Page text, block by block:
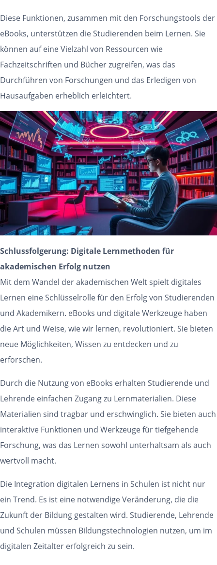
Diese Funktionen, zusammen mit den Forschungstools der
eBooks, unterstützen die Studierenden beim Lernen. Sie
können auf eine Vielzahl von Ressourcen wie
Fachzeitschriften und Bücher zugreifen, was das
Durchführen von Forschungen und das Erledigen von
Hausaufgaben erheblich erleichtert.
Schlussfolgerung: Digitale Lernmethoden für
akademischen Erfolg nutzen
Mit dem Wandel der akademischen Welt spielt digitales
Lernen eine Schlüsselrolle für den Erfolg von Studierenden
und Akademikern. eBooks und digitale Werkzeuge haben
die Art und Weise, wie wir lernen, revolutioniert. Sie bieten
neue Möglichkeiten, Wissen zu entdecken und zu
erforschen.
Durch die Nutzung von eBooks erhalten Studierende und
Lehrende einfachen Zugang zu Lernmaterialien. Diese
Materialien sind tragbar und erschwinglich. Sie bieten auch
interaktive Funktionen und Werkzeuge für tiefgehende
Forschung, was das Lernen sowohl unterhaltsam als auch
wertvoll macht.
Die Integration digitalen Lernens in Schulen ist nicht nur
ein Trend. Es ist eine notwendige Veränderung, die die
Zukunft der Bildung gestalten wird. Studierende, Lehrende
und Schulen müssen Bildungstechnologien nutzen, um im
digitalen Zeitalter erfolgreich zu sein.